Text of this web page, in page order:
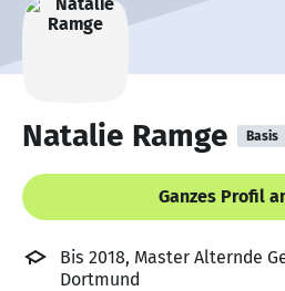
Natalie Ramge Basis
Ganzes Profil
Bis 2018, Master Alternde
Dortmund